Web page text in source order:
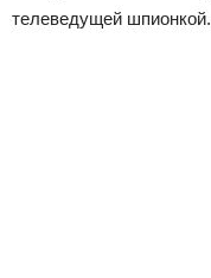
телеведущей шпионкой.